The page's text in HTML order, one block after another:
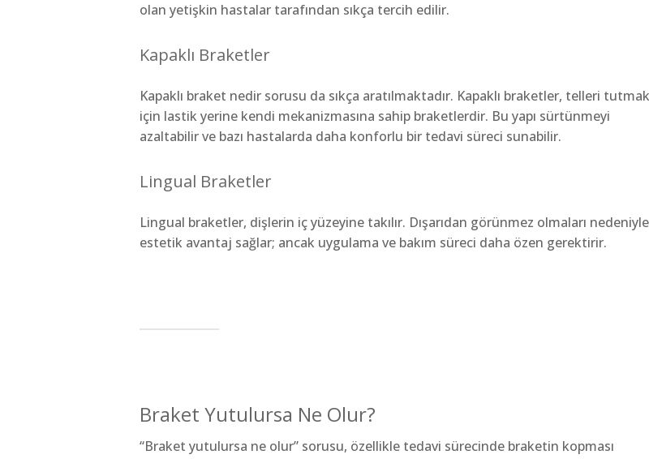
olan yetişkin hastalar tarafından sıkça tercih edilir.
Kapaklı Braketler
Kapaklı braket nedir sorusu da sıkça aratılmaktadır. Kapaklı braketler, telleri tutmak
için lastik yerine kendi mekanizmasına sahip braketlerdir. Bu yapı sürtünmeyi
azaltabilir ve bazı hastalarda daha konforlu bir tedavi süreci sunabilir.
Lingual Braketler
Lingual braketler, dişlerin iç yüzeyine takılır. Dışarıdan görünmez olmaları nedeniyle
estetik avantaj sağlar; ancak uygulama ve bakım süreci daha özen gerektirir.
Braket Yutulursa Ne Olur?
“Braket yutulursa ne olur” sorusu, özellikle tedavi sürecinde braketin kopması